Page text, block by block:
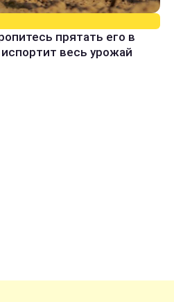
прятать его в
весь урожай